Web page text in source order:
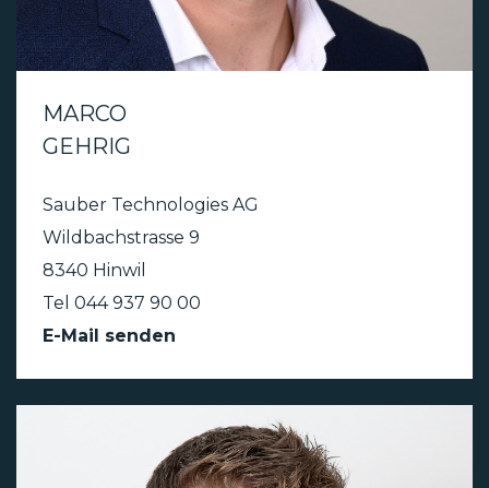
MARCO
GEHRIG
Sauber Technologies AG
Wildbachstrasse 9
8340 Hinwil
Tel 044 937 90 00
E-Mail senden